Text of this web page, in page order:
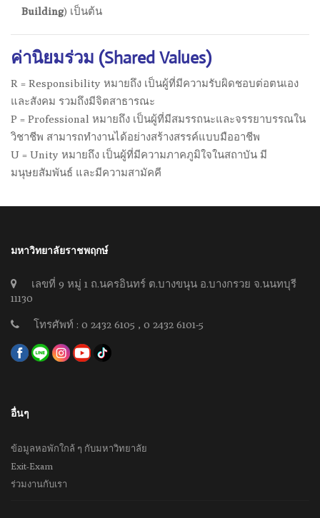
Building) เป็นต้น
ค่านิยมร่วม (Shared Values)
R = Responsibility หมายถึง เป็นผู้ที่มีความรับผิดชอบต่อตนเอง
และสังคม รวมถึงมีจิตสาธารณะ
P = Professional หมายถึง เป็นผู้ที่มีสมรรถนะและจรรยาบรรณใน
วิชาชีพ สามารถทำงานได้อย่างสร้างสรรค์แบบมืออาชีพ
U = Unity หมายถึง เป็นผู้ที่มีความภาคภูมิใจในสถาบัน มี
มนุษยสัมพันธ์ และมีความสามัคคี
มหาวิทยาลัยราชพฤกษ์
เลขที่ 9 หมู่ 1 ถ.นครอินทร์ ต.บางขนุน อ.บางกรวย จ.นนทบุรี
11130
โทรศัพท์ : 0 2432 6105 , 0 2432 6101-5
อื่นๆ
ข้อมูลหอพักใกล้ ๆ กับมหาวิทยาลัย
Exit-Exam
ร่วมงานกับเรา